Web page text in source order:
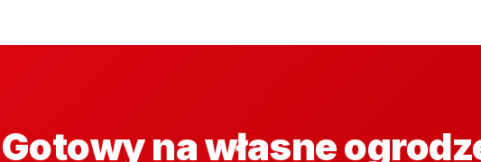
Gotowy na własne